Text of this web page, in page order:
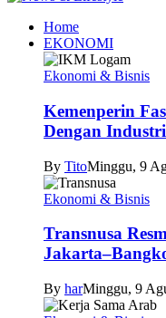
Home
EKONOMI
Ekonomi & Bisnis
Kemenperin
Dengan
By TitoMinggu, 9
Ekonomi & Bisnis
Transnusa
By harMinggu, 9